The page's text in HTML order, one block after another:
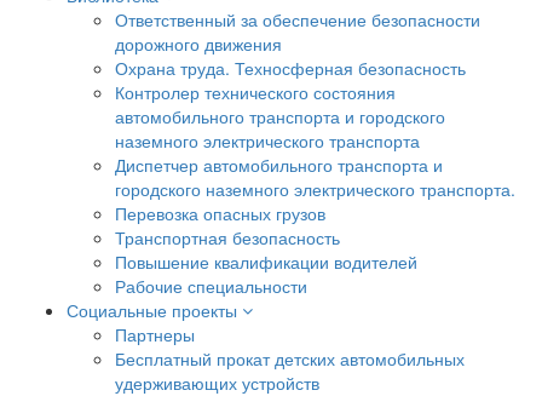
Ответственный за обеспечение безопасности
дорожного движения
Охрана труда. Техносферная безопасность
Контролер технического состояния
автомобильного транспорта и городского
наземного электрического транспорта
Диспетчер автомобильного транспорта и
городского наземного электрического транспорта.
Перевозка опасных грузов
Транспортная безопасность
Повышение квалификации водителей
Рабочие специальности
Социальные проекты
Партнеры
Бесплатный прокат детских автомобильных
удерживающих устройств